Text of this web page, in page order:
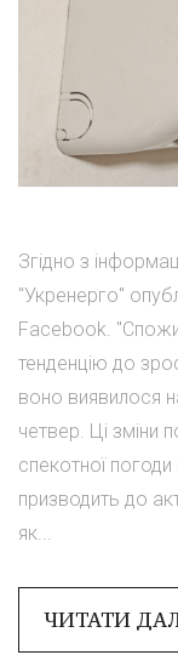
Згідно з
"Укренерго"
Facebook.
тенденцію до
воно виявилося
четвер. Ці зміни
спекотної погоди
призводить до
як...
ЧИТАТИ